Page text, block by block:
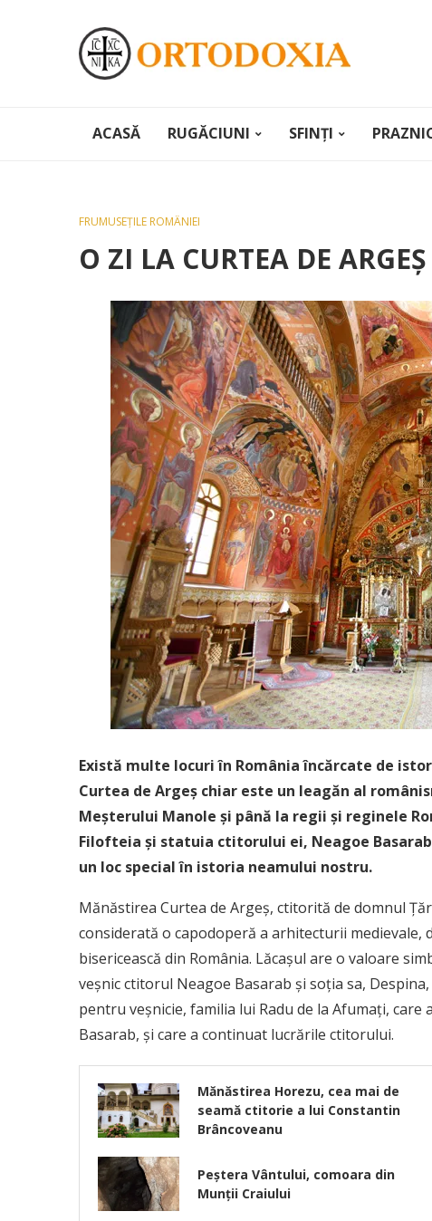
ACASĂ RUGĂCIUNI SFINȚI
FRUMUSEȚILE ROMÂNIEI
O ZI LA CURTEA DE ARGEȘ
Există multe locuri în România încărcate de
Curtea de Argeș chiar este un leagăn al
Meșterului Manole și până la regii și reginele
Filofteia și statuia ctitorului ei, Neagoe
un loc special în istoria neamului nostru.
Mănăstirea Curtea de Argeș, ctitorită de domnul
considerată o capodoperă a arhitecturii
bisericească din România. Lăcașul are o valoare
veșnic ctitorul Neagoe Basarab și soția sa,
pentru veșnicie, familia lui Radu de la Afumați,
Basarab, și care a continuat lucrările ctitorului.
Mănăstirea Horezu, cea mai de
seamă ctitorie a lui Constantin
Brâncoveanu
Peștera Vântului, comoara din
Munții Craiului